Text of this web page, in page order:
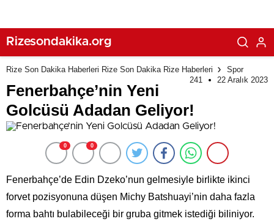
Rizesondakika.org
Rize Son Dakika Haberleri Rize Son Dakika Rize Haberleri
Spor
241
22 Aralık 2023
Fenerbahçe’nin Yeni
Golcüsü Adadan Geliyor!
0 0
Fenerbahçe’de Edin Dzeko’nun gelmesiyle birlikte ikinci
forvet pozisyonuna düşen Michy Batshuayi’nin daha fazla
forma bahtı bulabileceği bir gruba gitmek istediği biliniyor.